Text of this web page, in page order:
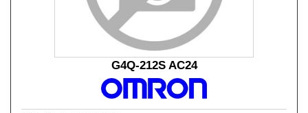
G4Q-212S AC24